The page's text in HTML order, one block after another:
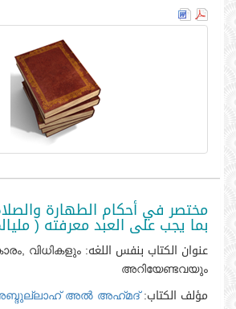
مختصر في أحكام الطهارة
بما يجب على العبد معرفته (
عنوان الكتاب بنفس اللغه: വിധികളും
അറിയേണ്ടവയും
مؤلف الكتاب: അല്‍ അഹ്‌മദ്‌